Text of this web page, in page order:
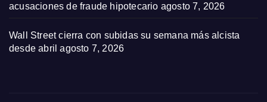
acusaciones de fraude hipotecario agosto 7, 2026
Wall Street cierra con subidas su semana más alcista
desde abril agosto 7, 2026